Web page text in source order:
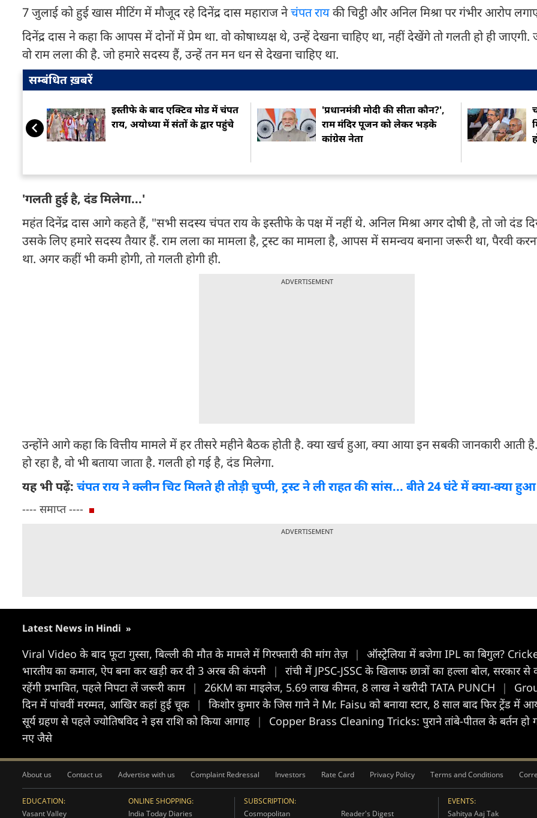
7 जुलाई को हुई खास मीटिंग में मौजूद रहे दिनेंद्र दास महाराज नेचंपत रायकी चिट्ठी और अनिल मिश्रा पर गंभीर आरोप
दिनेंद्र दास ने कहा कि आपस में दोनों में प्रेम था. वो कोषाध्यक्ष थे, उन्हें देखना चाहिए था, नहीं देखेंगे तो गलती हो ही जाएगी.
वो राम लला की है. जो हमारे सदस्य हैं, उन्हें तन मन धन से देखना चाहिए था.
सम्बंधित ख़बरें
इस्तीफे के बाद एक्टिव मोड में चंपत
राय, अयोध्या में संतों के द्वार पहुंचे
'प्रधानमंत्री मोदी की सीता कौन?',
राम मंदिर पूजन को लेकर भड़के
कांग्रेस नेता
'गलती हुई है, दंड मिलेगा...'
महंत दिनेंद्र दास आगे कहते हैं, "सभी सदस्य चंपत राय के इस्तीफे के पक्ष में नहीं थे. अनिल मिश्रा अगर दोषी है, तो जो दंड
उसके लिए हमारे सदस्य तैयार हैं. राम लला का मामला है, ट्रस्ट का मामला है, आपस में समन्वय बनाना जरूरी था, पैरवी
था. अगर कहीं भी कमी होगी, तो गलती होगी ही.
ADVERTISEMENT
उन्होंने आगे कहा कि वित्तीय मामले में हर तीसरे महीने बैठक होती है. क्या खर्च हुआ, क्या आया इन सबकी जानकारी आती है.
हो रहा है, वो भी बताया जाता है. गलती हो गई है, दंड मिलेगा.
यह भी पढ़ें: चंपत राय ने क्लीन चिट मिलते ही तोड़ी चुप्पी, ट्रस्ट ने ली राहत की सांस... बीते 24 घंटे में क्या-क्या हुआ
---- समाप्त ----
ADVERTISEMENT
Latest News in Hindi »
Viral Video के बाद फूटा गुस्सा, बिल्ली की मौत के मामले में गिरफ्तारी की मांग तेज़ | ऑस्ट्रेलिया में बजेगा IPL का बिगुल?
भारतीय का कमाल, ऐप बना कर खड़ी कर दी 3 अरब की कंपनी
| रांची में JPSC-JSSC के खिलाफ छात्रों का हल्ला बोल, सरकार से
रहेंगी प्रभावित, पहले निपटा लें जरूरी काम
| 26KM का माइलेज, 5.69 लाख कीमत, 8 लाख ने खरीदी TATA PUNCH |
दिन में पांचवीं मरम्मत, आखिर कहां हुई चूक
| किशोर कुमार के जिस गाने ने Mr. Faisu को बनाया स्टार, 8 साल बाद फिर ट्रेंड में
सूर्य ग्रहण से पहले ज्योतिषविद ने इस राशि को किया आगाह
|
Copper Brass Cleaning Tricks: पुराने तांबे-पीतल के बर्तन
नए जैसे
About us Contact us Advertise with us Complaint Redressal Investors Rate Card Privacy Policy Terms and Conditions
EDUCATION:
Vasant Valley
ONLINE SHOPPING:
India Today Diaries
SUBSCRIPTION:
Cosmopolitan
Reader's Digest
EVENTS:
Sahitya Aaj Tak